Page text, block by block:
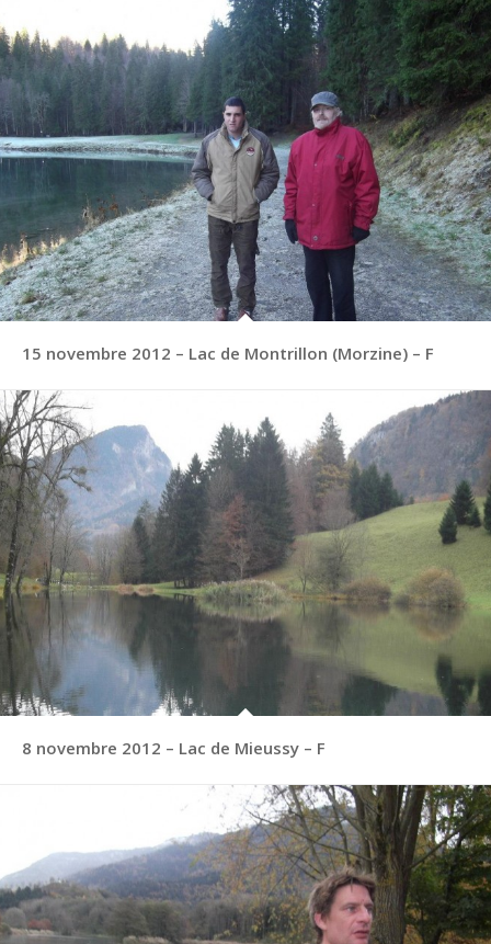
15 novembre 2012 – Lac de Montrillon (Morzine) – F
8 novembre 2012 – Lac de Mieussy – F